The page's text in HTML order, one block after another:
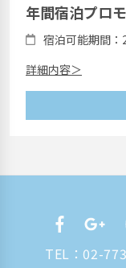
年間宿泊プロ
宿泊可能期間
詳細内容＞
TEL： 02-